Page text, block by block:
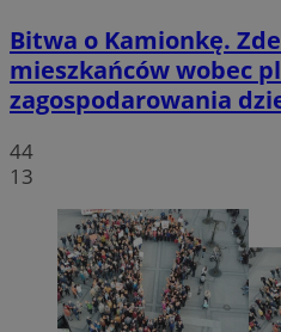
Bitwa o Kamionkę.
mieszkańców wobec
zagospodarowania
44
13